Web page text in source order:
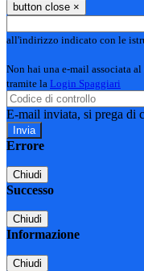
button close ×
all'indirizzo indicato con le
Non hai una e-mail associata
tramite la Login Spaggiari
E-mail inviata, si prega di
Errore
Chiudi
Successo
Chiudi
Informazione
Chiudi